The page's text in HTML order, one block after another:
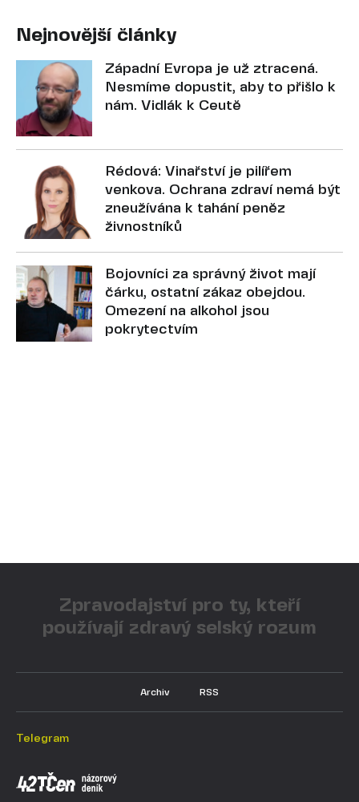
Nejnovější články
Západní Evropa je už ztracená.
Nesmíme dopustit, aby to přišlo k
nám. Vidlák k Ceutě
Rédová: Vinařství je pilířem
venkova. Ochrana zdraví nemá být
zneužívána k tahání peněz
živnostníků
Bojovníci za správný život mají
čárku, ostatní zákaz obejdou.
Omezení na alkohol jsou
pokrytectvím
Zpravodajství pro ty, kteří
používají zdravý selský rozum
Archiv RSS
Telegram